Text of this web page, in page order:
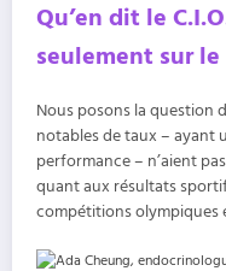
Qu’en dit le
seulement sur le
Nous posons la question
notables de taux – ayant
performance – n’aient
quant aux résultats
compétitions olympiques